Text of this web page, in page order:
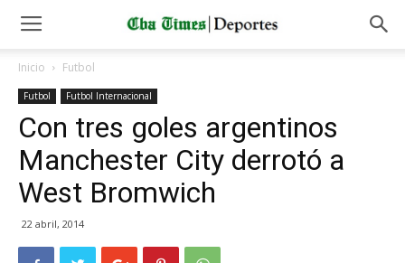
Inicio Futbol
Futbol Futbol Internacional
Con tres goles argentinos
Manchester City derrotó a
West Bromwich
22 abril, 2014